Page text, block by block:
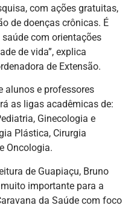
com ações gratuitas,
de doenças crônicas. É
com orientações
de vida”, explica
de Extensão.
alunos e professores
as ligas acadêmicas de:
Ginecologia e
Plástica, Cirurgia
Oncologia.
de Guapiaçu, Bruno
importante para a
da Saúde com foco